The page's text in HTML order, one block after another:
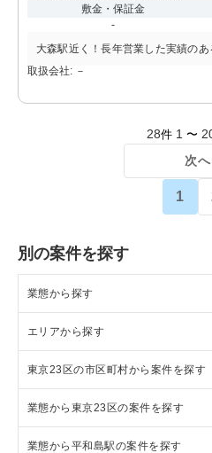
敷金・保証金
-
大森駅近く！長年営業した実績のあ
取扱会社: －
28件 1 〜
次へ
1
別の案件を探す
業態から探す
ラーメンの居抜き売却物件の案件
フランス料理の居抜き売却物件の
イタリア料理の居抜き売却物件の
中華の居抜き売却物件の案件一覧
エリアから探す
東京23区の飲食店の居抜き売却物
東京都下の飲食店の居抜き売却物
千葉県の飲食店の居抜き売却物件
東京23区の市区町村から案件を探す
目黒区の飲食店の居抜き売却物件
渋谷区の飲食店の居抜き売却物件
業態から東京23区の案件を探す
東京23区のラーメンの居抜き売却
業態から平和島駅の案件を探す